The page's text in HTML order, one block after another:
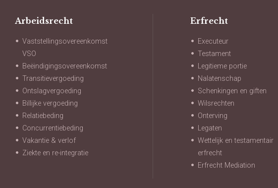
Arbeidsrecht
Vaststellingsovereenkomst
VSO
Beëindigingsovereenkomst
Transitievergoeding
Ontslagvergoeding
Billijke vergoeding
Relatiebeding
Concurrentiebeding
Vakantie & verlof
Ziekte en re-integratie
Erfrecht
Executeur
Testament
Legitieme portie
Nalatenschap
Schenkingen en giften
Wilsrechten
Onterving
Legaten
Wettelijk en testamentair
erfrecht
Erfrecht Mediation